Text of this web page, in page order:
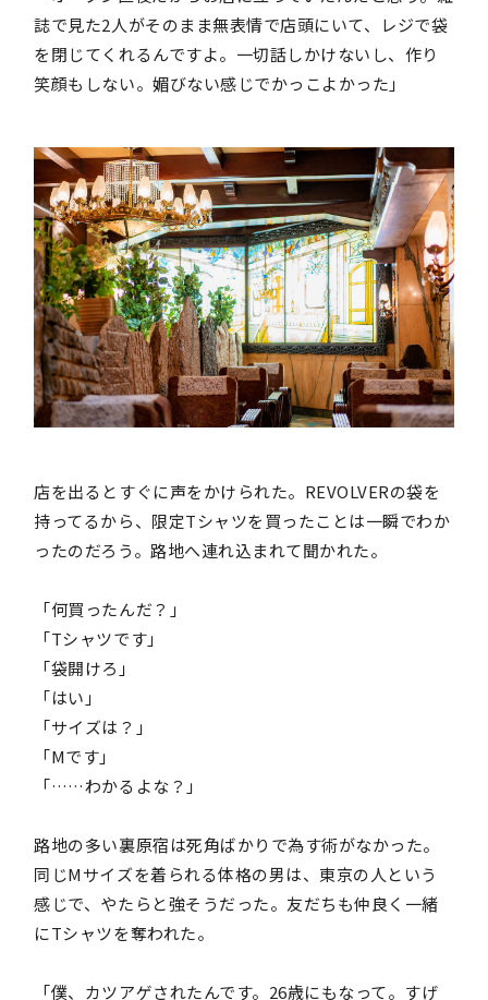
誌で見た2人がそのまま無表情で店頭にいて、レジで袋
を閉じてくれるんですよ。一切話しかけないし、作り
笑顔もしない。媚びない感じでかっこよかった」
店を出るとすぐに声をかけられた。REVOLVERの袋を
持ってるから、限定Tシャツを買ったことは一瞬でわか
ったのだろう。路地へ連れ込まれて聞かれた。
「何買ったんだ？」
「Tシャツです」
「袋開けろ」
「はい」
「サイズは？」
「Mです」
「……わかるよな？」
路地の多い裏原宿は死角ばかりで為す術がなかった。
同じMサイズを着られる体格の男は、東京の人という
感じで、やたらと強そうだった。友だちも仲良く一緒
にTシャツを奪われた。
「僕、カツアゲされたんです。26歳にもなって。すげ